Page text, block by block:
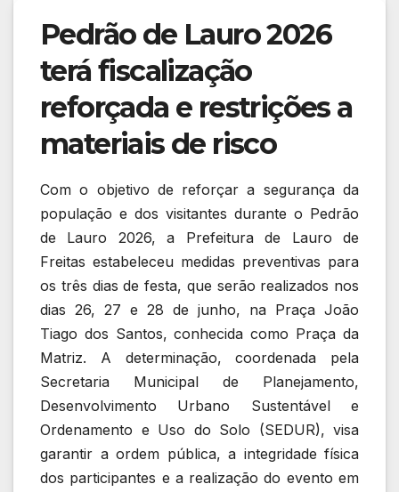
Pedrão de Lauro 2026
terá fiscalização
reforçada e restrições a
materiais de risco
Com o objetivo de reforçar a segurança da
população e dos visitantes durante o Pedrão
de Lauro 2026, a Prefeitura de Lauro de
Freitas estabeleceu medidas preventivas para
os três dias de festa, que serão realizados nos
dias 26, 27 e 28 de junho, na Praça João
Tiago dos Santos, conhecida como Praça da
Matriz. A determinação, coordenada pela
Secretaria Municipal de Planejamento,
Desenvolvimento Urbano Sustentável e
Ordenamento e Uso do Solo (SEDUR), visa
garantir a ordem pública, a integridade física
dos participantes e a realização do evento em